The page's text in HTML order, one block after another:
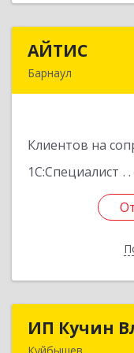
АЙТИС
Барнаул
Клиентов на
1С:Специалист
ИП Кучин
ИП Кучин